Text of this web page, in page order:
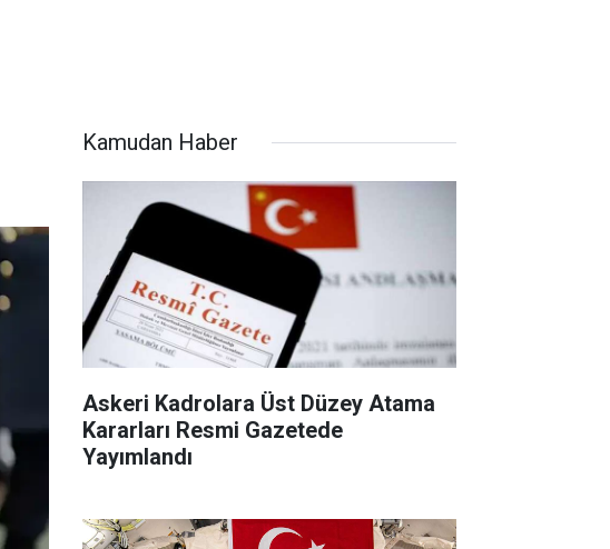
Kamudan Haber
Askeri Kadrolara Üst Düzey Atama
Kararları Resmi Gazetede
Yayımlandı